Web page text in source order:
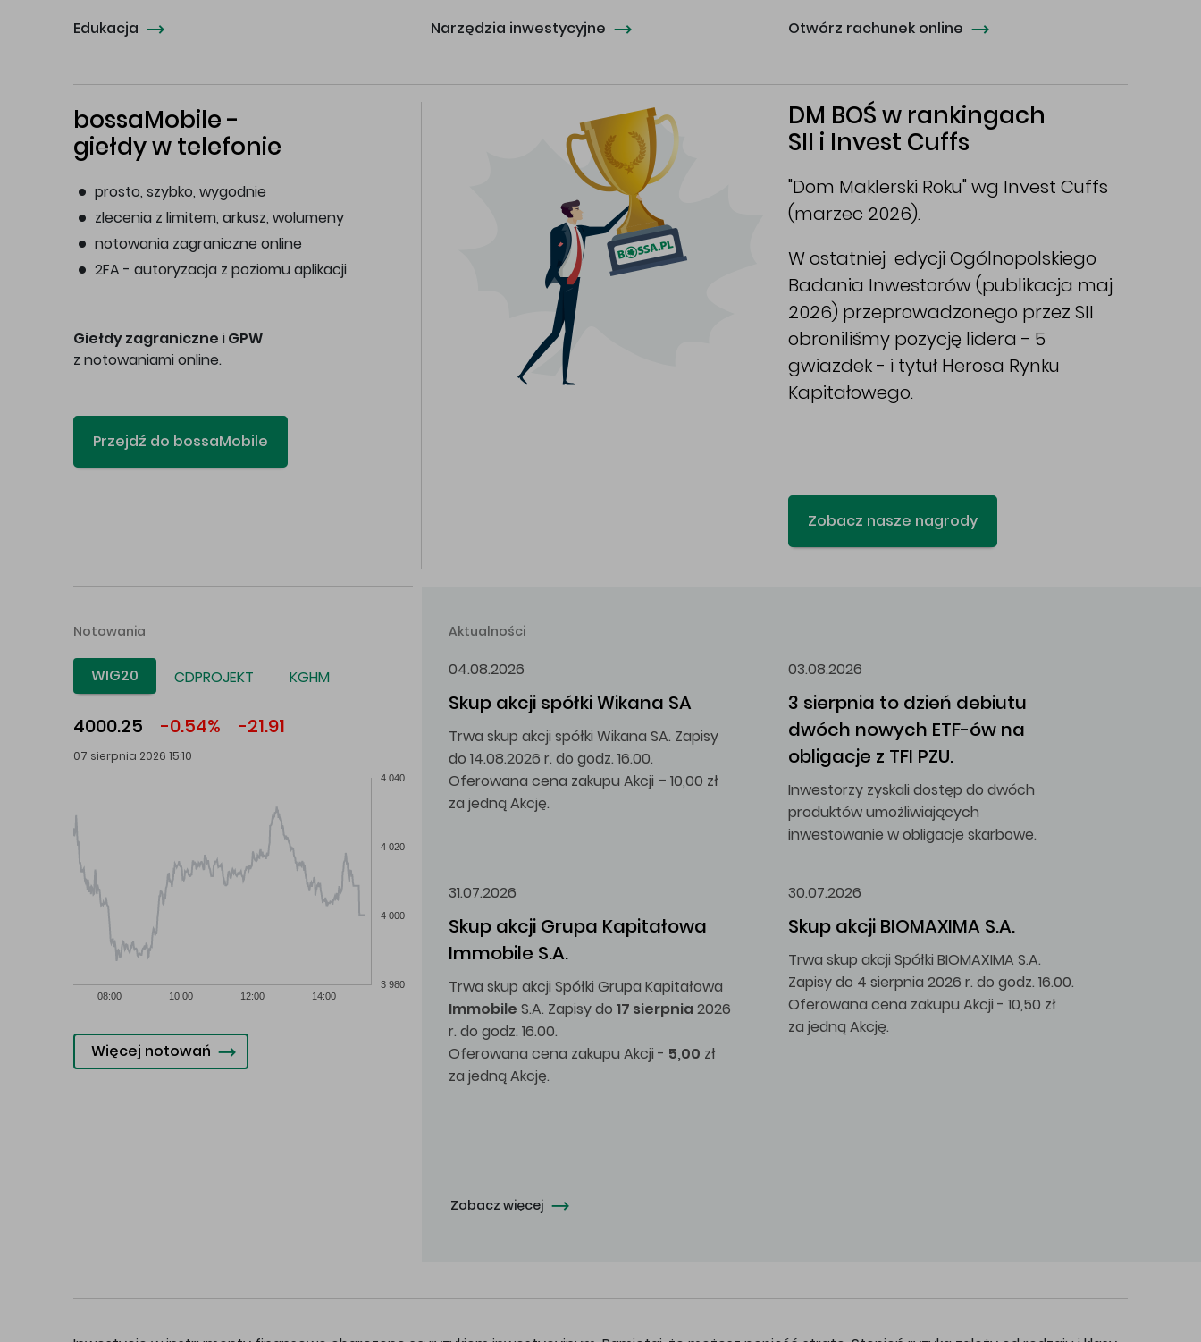
Edukacja Narzędzia inwestycyjne Otwórz rachunek online
bossaMobile -
giełdy w telefonie
prosto, szybko, wygodnie
zlecenia z limitem, arkusz, wolumeny
notowania zagraniczne online
2FA - autoryzacja z poziomu aplikacji
Giełdy zagraniczne i GPW
z notowaniami online.
Przejdź do bossaMobile
DM BOŚ w rankingach
SII i Invest Cuffs
"Dom Maklerski Roku" wg Invest Cuffs
(marzec 2026).
W ostatniej edycji Ogólnopolskiego
Badania Inwestorów (publikacja maj
2026) przeprowadzonego przez SII
obroniliśmy pozycję lidera - 5
gwiazdek - i tytuł Herosa Rynku
Kapitałowego.
Zobacz nasze nagrody
Notowania
WIG20 CDPROJEKT KGHM
4000.25 -0.54% -21.91
07 sierpnia 2026 15:10
08:00 10:00 12:00 14:00
3 980
4 000
4 020
4 040
Więcej notowań
Aktualności
04.08.2026
Skup akcji spółki Wikana SA
Trwa skup akcji spółki Wikana SA. Zapisy
do 14.08.2026 r. do godz. 16.00.
Oferowana cena zakupu Akcji – 10,00 zł
za jedną Akcję.
03.08.2026
3 sierpnia to dzień debiutu
dwóch nowych ETF-ów na
obligacje z TFI PZU.
Inwestorzy zyskali dostęp do dwóch
produktów umożliwiających
inwestowanie w obligacje skarbowe.
31.07.2026
Skup akcji Grupa Kapitałowa
Immobile S.A.
Trwa skup akcji Spółki Grupa Kapitałowa
Immobile S.A. Zapisy do 17 sierpnia2026
r. do godz. 16.00.
Oferowana cena zakupu Akcji - 5,00 zł
za jedną Akcję.
30.07.2026
Skup akcji BIOMAXIMA S.A.
Trwa skup akcji Spółki BIOMAXIMA S.A.
Zapisy do 4 sierpnia 2026 r. do godz. 16.00.
Oferowana cena zakupu Akcji - 10,50 zł
za jedną Akcję.
Zobacz więcej